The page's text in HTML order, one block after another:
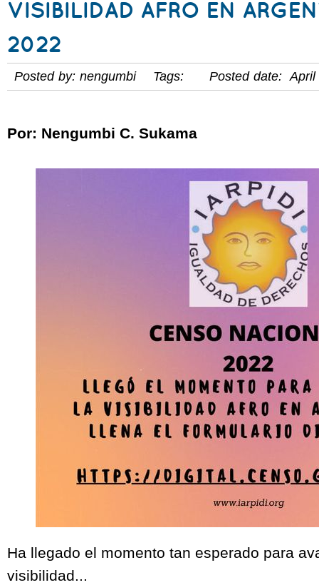
VISIBILIDAD AFRO EN
2022
Posted by: nengumbi Tags: Posted date: April
Por: Nengumbi C. Sukama
Ha llegado el momento tan esperado para
visibilidad...